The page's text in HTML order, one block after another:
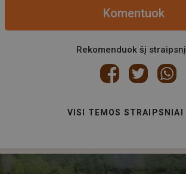
Komentuok
Rekomenduok šį straipsnį
VISI TEMOS STRAIPSNIAI